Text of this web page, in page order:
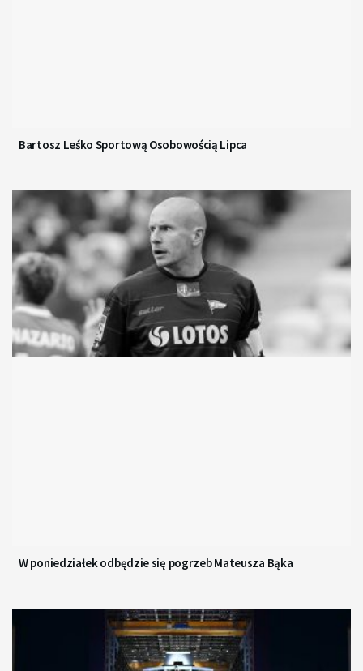
Bartosz Leśko Sportową Osobowością Lipca
W poniedziałek odbędzie się pogrzeb Mateusza Bąka